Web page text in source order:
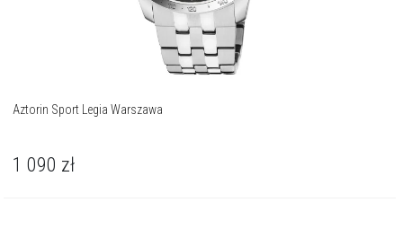
Aztorin Sport Legia Warszawa
1 090 zł